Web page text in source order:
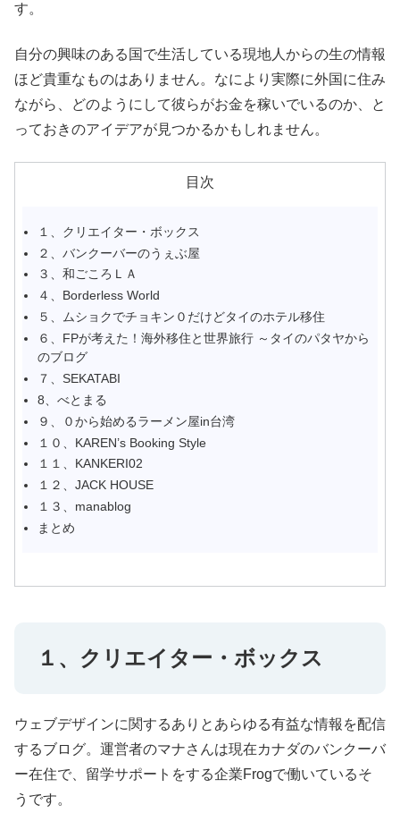
す。
自分の興味のある国で生活している現地人からの生の情報
ほど貴重なものはありません。なにより実際に外国に住み
ながら、どのようにして彼らがお金を稼いでいるのか、と
っておきのアイデアが見つかるかもしれません。
目次
１、クリエイター・ボックス
２、バンクーバーのうぇぶ屋
３、和ごころＬＡ
４、Borderless World
５、ムショクでチョキン０だけどタイのホテル移住
６、FPが考えた！海外移住と世界旅行 ～タイのパタヤから
のブログ
７、SEKATABI
8、べとまる
９、０から始めるラーメン屋in台湾
１０、KAREN’s Booking Style
１１、KANKERI02
１２、JACK HOUSE
１３、manablog
まとめ
１、クリエイター・ボックス
ウェブデザインに関するありとあらゆる有益な情報を配信
するブログ。運営者のマナさんは現在カナダのバンクーバ
ー在住で、留学サポートをする企業Frogで働いているそ
うです。